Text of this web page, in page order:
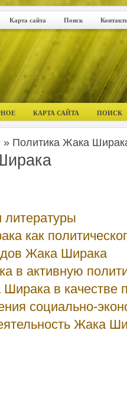
Карта сайта Поиск
КАРТА САЙТА ПОИСК
» Политика Жака
литературы
как
Жака Ширака
в активную
в качестве
социально-
Жака